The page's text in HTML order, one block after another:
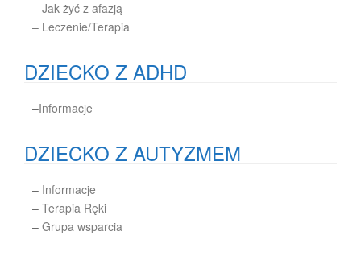
– Jak żyć z afazją
– Leczenie/Terapia
DZIECKO Z ADHD
–Informacje
DZIECKO Z AUTYZMEM
– Informacje
– Terapia Ręki
– Grupa wsparcia